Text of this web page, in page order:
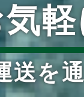
送を